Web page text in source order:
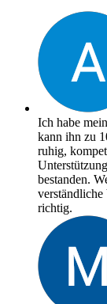
Ich habe
kann ihn zu
ruhig,
bestanden.
verständliche
richtig.